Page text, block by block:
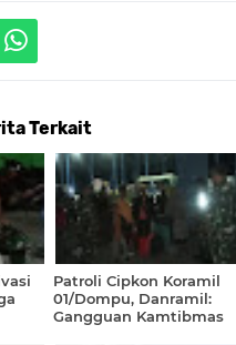
Terkait
Patroli Cipkon Koramil
01/Dompu, Danramil:
Gangguan Kamtibmas